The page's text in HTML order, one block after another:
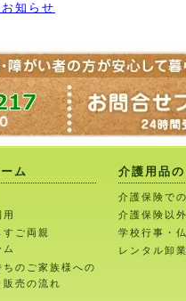
知らせ
ム
ご両親
のご家族様への
販売の流れ
介護用品
介護保険で
介護保険以
学校行事・
レンタル卸